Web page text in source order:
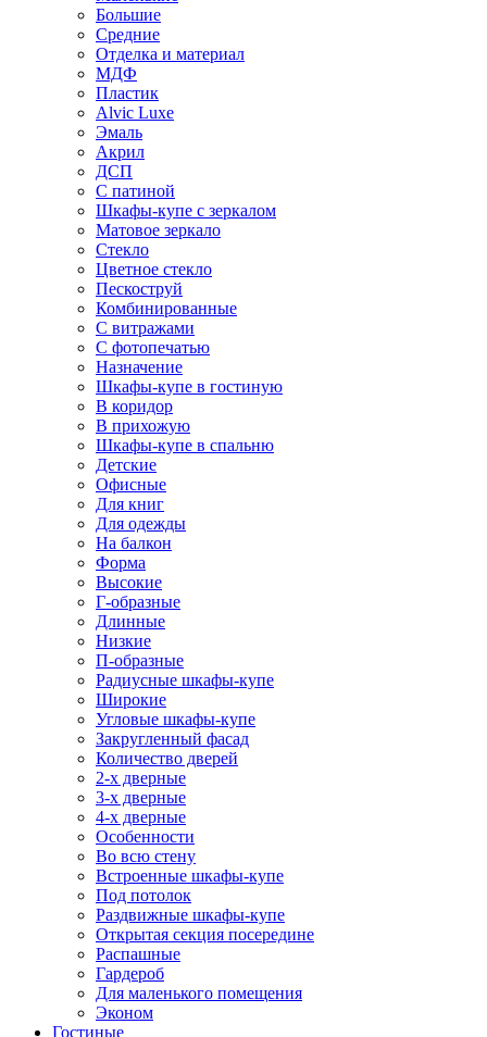
Большие
Средние
Отделка и материал
МДФ
Пластик
Alvic Luxe
Эмаль
Акрил
ДСП
С патиной
Шкафы-купе с зеркалом
Матовое зеркало
Стекло
Цветное стекло
Пескоструй
Комбинированные
С витражами
С фотопечатью
Назначение
Шкафы-купе в гостиную
В коридор
В прихожую
Шкафы-купе в спальню
Детские
Офисные
Для книг
Для одежды
На балкон
Форма
Высокие
Г-образные
Длинные
Низкие
П-образные
Радиусные шкафы-купе
Широкие
Угловые шкафы-купе
Закругленный фасад
Количество дверей
2-х дверные
3-х дверные
4-х дверные
Особенности
Во всю стену
Встроенные шкафы-купе
Под потолок
Раздвижные шкафы-купе
Открытая секция посередине
Распашные
Гардероб
Для маленького помещения
Эконом
Гостиные